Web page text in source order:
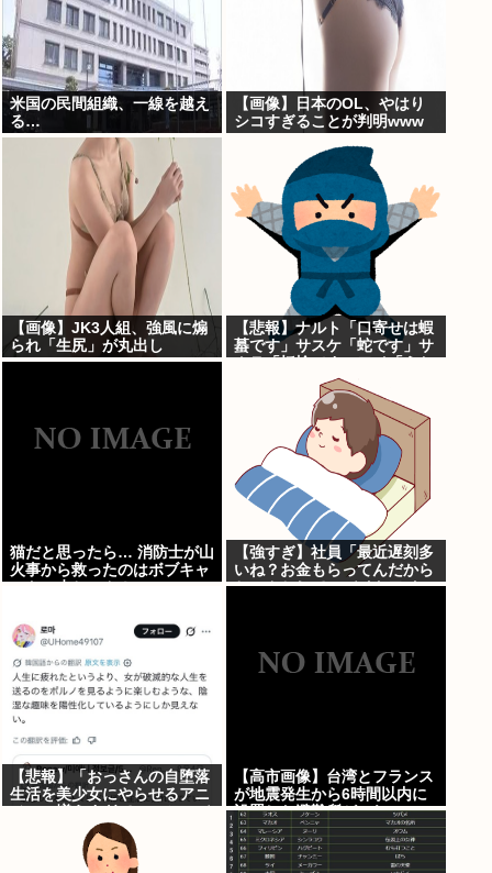
米国の民間組織、一線を越え
る…
【画像】日本のOL、やはり
シコすぎることが判明www
【画像】JK3人組、強風に煽
られ「生尻」が丸出し
に・・・
【悲報】ナルト「口寄せは蝦
蟇です」サスケ「蛇です」サ
猫だと思ったら… 消防士が山
火事から救ったのはボブキャ
【強すぎ】社員「最近遅刻多
いね？お金もらってんだから
ちゃんとして」バイトワイ
【悲報】「おっさんの自堕落
生活を美少女にやらせるアニ
【高市画像】台湾とフランス
が地震発生から6時間以内に
設置した避難所がこれwww